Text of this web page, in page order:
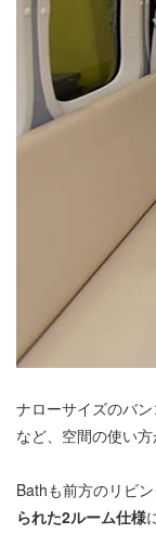
ナローサイズのバ
など、空間の使い方
Bathも前方のリビン
られた2ルーム仕様